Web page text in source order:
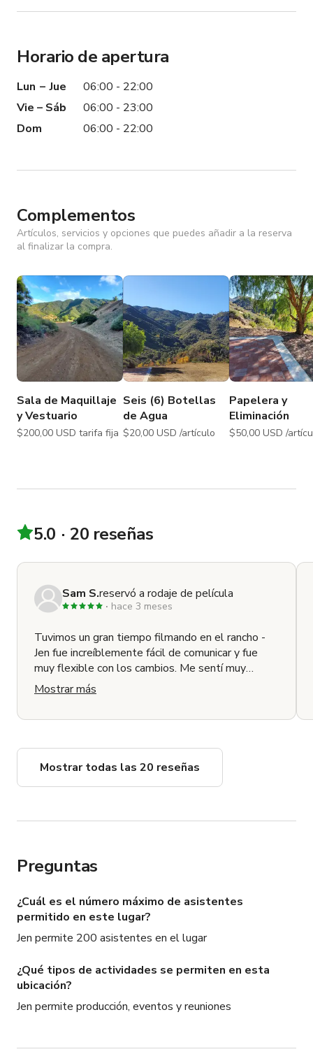
Horario de apertura
Lun – Jue
06:00 - 22:00
Vie – Sáb
06:00 - 23:00
Dom
06:00 - 22:00
Complementos
Artículos, servicios y opciones que puedes añadir a la reserva
al finalizar la compra.
Sala de Maquillaje
y Vestuario
$200,00 USD tarifa fija
Seis (6) Botellas
de Agua
$20,00 USD /artículo
Papelera y
Eliminación
$50,00 USD /
5.0 20 reseñas
Sam S.reservó a rodaje de película
hace 3 meses
Tuvimos un gran tiempo filmando en el rancho -
Jen fue increíblemente fácil de comunicar y fue
muy flexible con los cambios. Me sentí muy
cómodo durante todo el proceso de organizar
nuestra sesión. Jen proporcionó direcciones e
recomendado este lugar a personas para filmar en
el futuro y con gusto volvería aquí para filmar de
nuevo.
Mostrar más
Mostrar todas las 20 reseñas
Preguntas
¿Cuál es el número máximo de asistentes
permitido en este lugar?
Jen permite 200 asistentes en el lugar
¿Qué tipos de actividades se permiten en esta
ubicación?
Jen permite producción, eventos y reuniones